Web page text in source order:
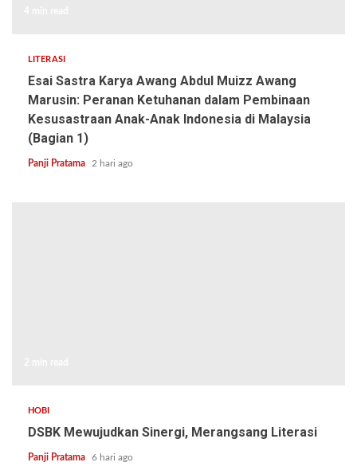
LITERASI
Esai Sastra Karya Awang Abdul Muizz Awang
Marusin: Peranan Ketuhanan dalam Pembinaan
Kesusastraan Anak-Anak Indonesia di Malaysia
(Bagian 1)
Panji Pratama 2 hari ago
HOBI
DSBK Mewujudkan Sinergi, Merangsang Literasi
Panji Pratama 6 hari ago